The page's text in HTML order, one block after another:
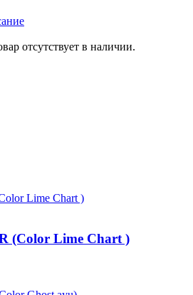
отсутствует в наличии.
(Color Lime Chart )